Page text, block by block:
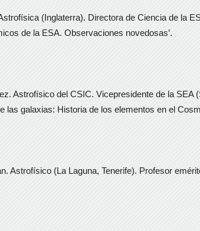
(Inglaterra). Directora de Ciencia de la
de la ESA. Observaciones novedosas’.
Astrofísico del CSIC. Vicepresidente de la SEA
las galaxias: Historia de los elementos en el
Astrofísico (La Laguna, Tenerife). Profesor